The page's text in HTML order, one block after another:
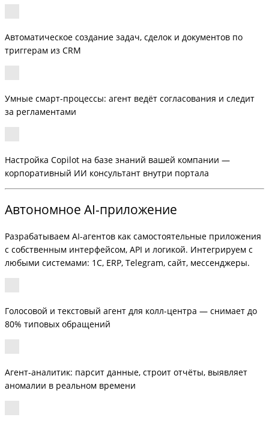
Автоматическое создание задач, сделок и документов по
триггерам из CRM
Умные смарт-процессы: агент ведёт согласования и следит
за регламентами
Настройка Copilot на базе знаний вашей компании —
корпоративный ИИ консультант внутри портала
Автономное AI-приложение
Разрабатываем AI-агентов как самостоятельные приложения
с собственным интерфейсом, API и логикой. Интегрируем с
любыми системами: 1С, ERP, Telegram, сайт, мессенджеры.
Голосовой и текстовый агент для колл-центра — снимает до
80% типовых обращений
Агент-аналитик: парсит данные, строит отчёты, выявляет
аномалии в реальном времени